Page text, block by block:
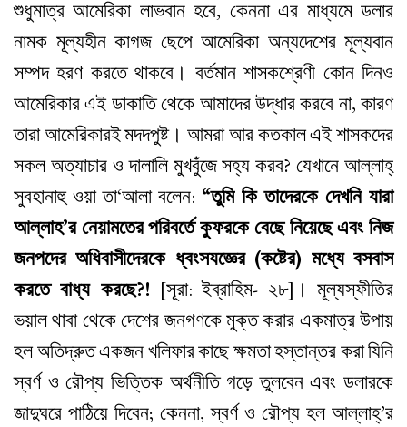
শুধুমাত্র আমেরিকা লাভবান হবে, কেননা এর মাধ্যমে ডলার
নামক মূল্যহীন কাগজ ছেপে আমেরিকা অন্যদেশের মূল্যবান
সম্পদ হরণ করতে থাকবে। বর্তমান শাসকশ্রেণী কোন দিনও
আমেরিকার এই ডাকাতি থেকে আমাদের উদ্ধার করবে না, কারণ
তারা আমেরিকারই মদদপুষ্ট। আমরা আর কতকাল এই শাসকদের
সকল অত্যাচার ও দালালি মুখবুঁজে সহ্য করব? যেখানে আল্লাহ্‌
সুবহানাহু ওয়া তা‘আলা বলেন: “তুমি কি তাদেরকে দেখনি যারা
আল্লাহ’র নেয়ামতের পরিবর্তে কুফরকে বেছে নিয়েছে এবং নিজ
জনপদের অধিবাসীদেরকে ধ্বংসযজ্ঞের (কষ্টের) মধ্যে বসবাস
করতে বাধ্য করছে?! [সূরা: ইব্রাহিম- ২৮]। মূল্যস্ফীতির
ভয়াল থাবা থেকে দেশের জনগণকে মুক্ত করার একমাত্র উপায়
হল অতিদ্রুত একজন খলিফার কাছে ক্ষমতা হস্তান্তর করা যিনি
স্বর্ণ ও রৌপ্য ভিত্তিক অর্থনীতি গড়ে তুলবেন এবং ডলারকে
জাদুঘরে পাঠিয়ে দিবেন; কেননা, স্বর্ণ ও রৌপ্য হল আল্লাহ্‌’র